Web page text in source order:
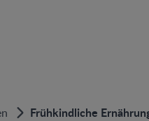
Frühkindliche